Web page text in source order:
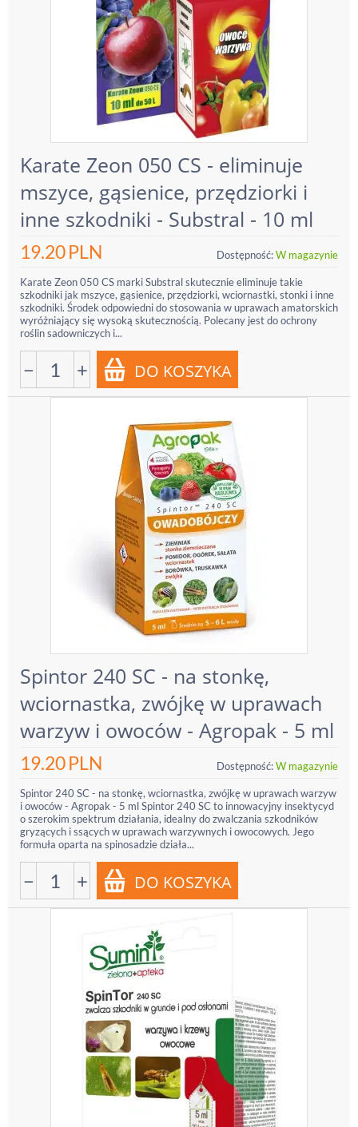
Karate Zeon 050 CS - eliminuje
mszyce, gąsienice, przędziorki i
inne szkodniki - Substral - 10 ml
19.20PLN Dostępność:W magazynie
Karate Zeon 050 CS marki Substral skutecznie eliminuje takie
szkodniki jak mszyce, gąsienice, przędziorki, wciornastki, stonki i inne
szkodniki. Środek odpowiedni do stosowania w uprawach amatorskich
wyróżniający się wysoką skutecznością. Polecany jest do ochrony
roślin sadowniczych i...
− +
Spintor 240 SC - na stonkę,
wciornastka, zwójkę w uprawach
warzyw i owoców - Agropak - 5 ml
19.20PLN Dostępność:W magazynie
Spintor 240 SC - na stonkę, wciornastka, zwójkę w uprawach warzyw
i owoców - Agropak - 5 ml Spintor 240 SC to innowacyjny insektycyd
o szerokim spektrum działania, idealny do zwalczania szkodników
gryzących i ssących w uprawach warzywnych i owocowych. Jego
formuła oparta na spinosadzie działa...
− +